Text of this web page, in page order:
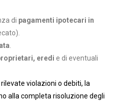
di pagamenti ipotecari in
.
eredi e di eventuali
violazioni o debiti, la
alla completa risoluzione degli